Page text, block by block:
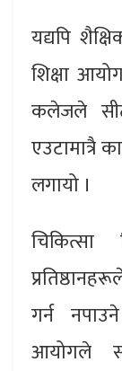
यद्यपि
शिक्षा
कलेजले
एउटामात्रै
लगायो ।
चिकित्सा
गर्न
आयोगले